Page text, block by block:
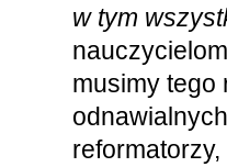
w tym
musimy tego